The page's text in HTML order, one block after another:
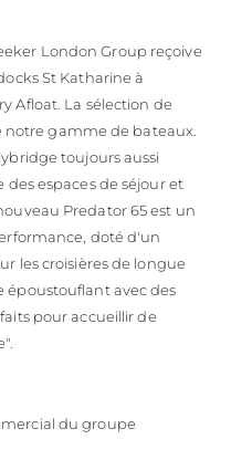
London Group reçoive
St Katharine à
Afloat. La sélection de
notre gamme de bateaux.
toujours aussi
espaces de séjour et
Predator 65 est un
doté d'un
les croisières de longue
époustouflant avec des
pour accueillir de
ou famille".
du groupe
a ajouté :